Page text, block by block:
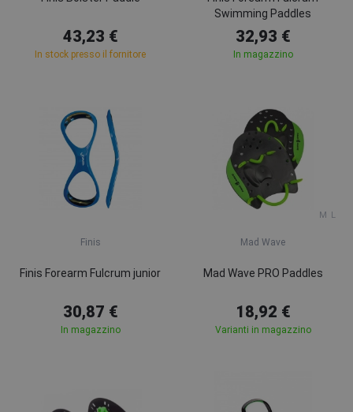
43,23 €
In stock presso il fornitore
Swimming Paddles
32,93 €
In magazzino
Finis
Finis Forearm Fulcrum junior
30,87 €
In magazzino
M L
Mad Wave
Mad Wave PRO Paddles
18,92 €
Varianti in magazzino